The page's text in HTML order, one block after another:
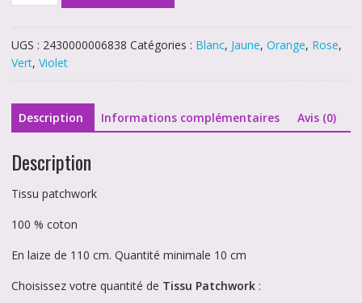
fleurs
6838
UGS : 2430000006838 Catégories : Blanc, Jaune, Orange, Rose,
Vert, Violet
Description Informations complémentaires Avis (0)
Description
Tissu patchwork
100 % coton
En laize de 110 cm. Quantité minimale 10 cm
Choisissez votre quantité de Tissu Patchwork: